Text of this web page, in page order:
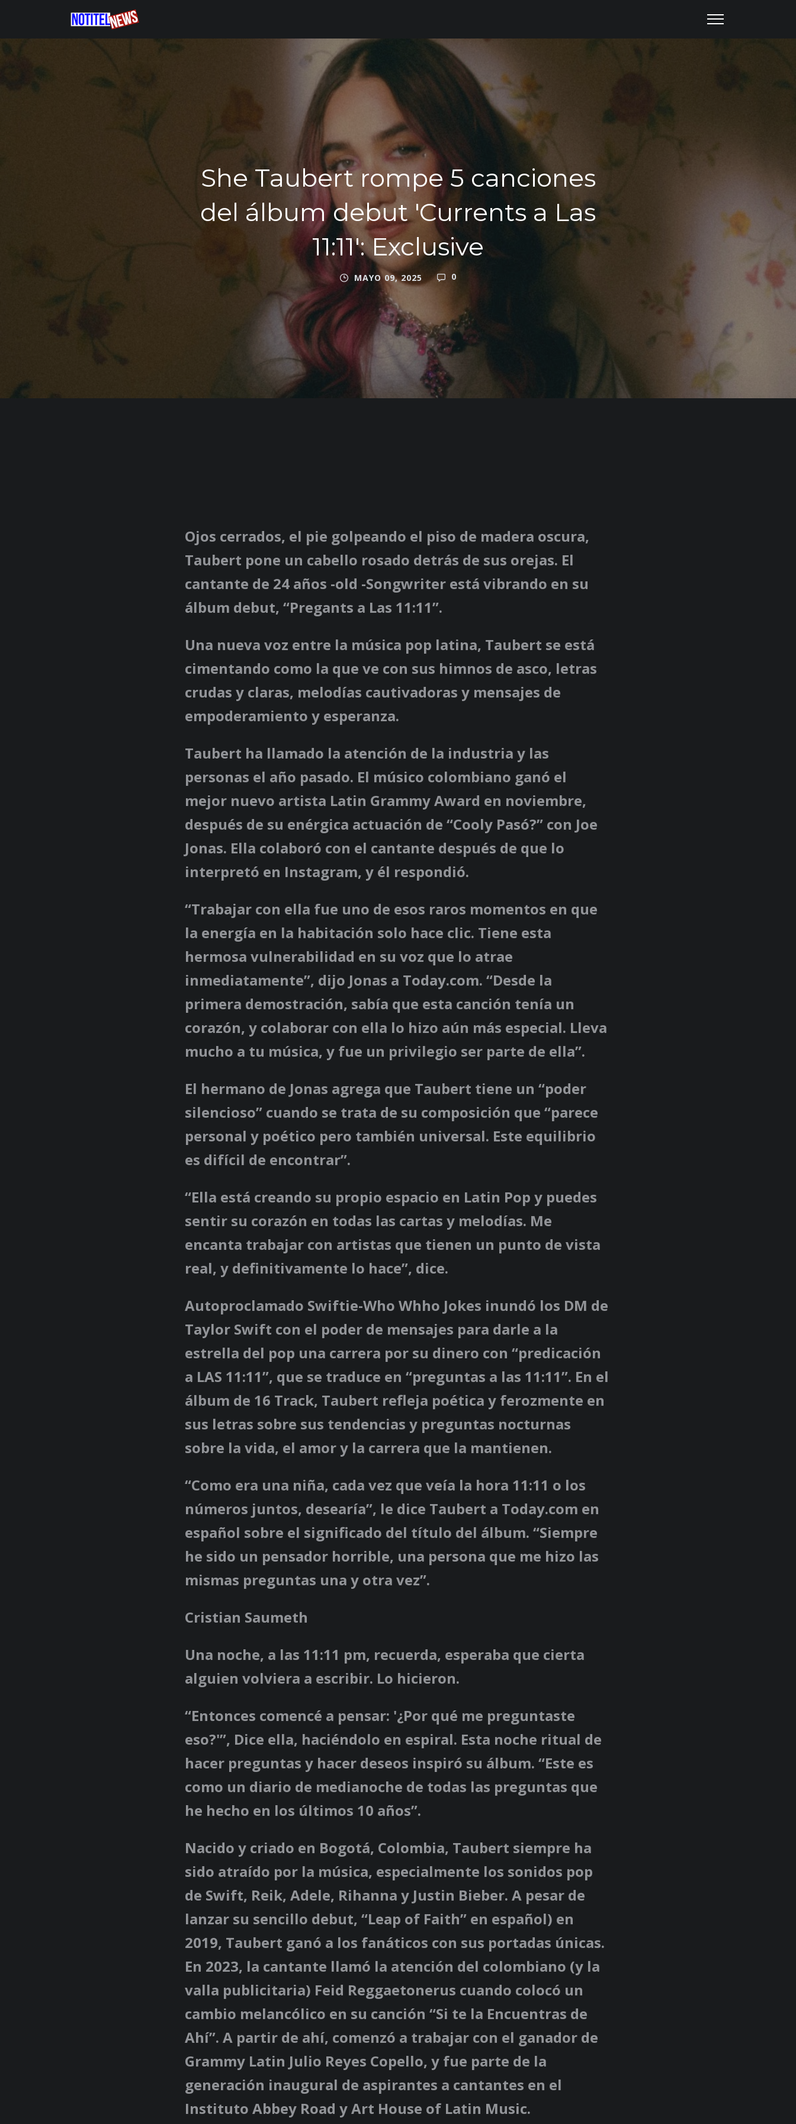
She Taubert rompe 5 canciones
del álbum debut 'Currents a Las
11:11': Exclusive
MAYO 09, 2025 0
Ojos cerrados, el pie golpeando el piso de madera oscura,
Taubert pone un cabello rosado detrás de sus orejas. El
cantante de 24 años -old -Songwriter está vibrando en su
álbum debut, “Pregants a Las 11:11”.
Una nueva voz entre la música pop latina, Taubert se está
cimentando como la que ve con sus himnos de asco, letras
crudas y claras, melodías cautivadoras y mensajes de
empoderamiento y esperanza.
Taubert ha llamado la atención de la industria y las
personas el año pasado. El músico colombiano ganó el
mejor nuevo artista Latin Grammy Award en noviembre,
después de su enérgica actuación de “Cooly Pasó?” con Joe
Jonas. Ella colaboró ​​con el cantante después de que lo
interpretó en Instagram, y él respondió.
“Trabajar con ella fue uno de esos raros momentos en que
la energía en la habitación solo hace clic. Tiene esta
hermosa vulnerabilidad en su voz que lo atrae
inmediatamente”, dijo Jonas a Today.com. “Desde la
primera demostración, sabía que esta canción tenía un
corazón, y colaborar con ella lo hizo aún más especial. Lleva
mucho a tu música, y fue un privilegio ser parte de ella”.
El hermano de Jonas agrega que Taubert tiene un “poder
silencioso” cuando se trata de su composición que “parece
personal y poético pero también universal. Este equilibrio
es difícil de encontrar”.
“Ella está creando su propio espacio en Latin Pop y puedes
sentir su corazón en todas las cartas y melodías. Me
encanta trabajar con artistas que tienen un punto de vista
real, y definitivamente lo hace”, dice.
Autoproclamado Swiftie-Who Whho Jokes inundó los DM de
Taylor Swift con el poder de mensajes para darle a la
estrella del pop una carrera por su dinero con “predicación
a LAS 11:11”, que se traduce en “preguntas a las 11:11”. En el
álbum de 16 Track, Taubert refleja poética y ferozmente en
sus letras sobre sus tendencias y preguntas nocturnas
sobre la vida, el amor y la carrera que la mantienen.
“Como era una niña, cada vez que veía la hora 11:11 o los
números juntos, desearía”, le dice Taubert a Today.com en
español sobre el significado del título del álbum. “Siempre
he sido un pensador horrible, una persona que me hizo las
mismas preguntas una y otra vez”.
Cristian Saumeth
Una noche, a las 11:11 pm, recuerda, esperaba que cierta
alguien volviera a escribir. Lo hicieron.
“Entonces comencé a pensar: '¿Por qué me preguntaste
eso?'”, Dice ella, haciéndolo en espiral. Esta noche ritual de
hacer preguntas y hacer deseos inspiró su álbum. “Este es
como un diario de medianoche de todas las preguntas que
he hecho en los últimos 10 años”.
Nacido y criado en Bogotá, Colombia, Taubert siempre ha
sido atraído por la música, especialmente los sonidos pop
de Swift, Reik, Adele, Rihanna y Justin Bieber. A pesar de
lanzar su sencillo debut, “Leap of Faith” en español) en
2019, Taubert ganó a los fanáticos con sus portadas únicas.
En 2023, la cantante llamó la atención del colombiano (y la
valla publicitaria) Feid Reggaetonerus cuando colocó un
cambio melancólico en su canción “Si te la Encuentras de
Ahí”. A partir de ahí, comenzó a trabajar con el ganador de
Grammy Latin Julio Reyes Copello, y fue parte de la
generación inaugural de aspirantes a cantantes en el
Instituto Abbey Road y Art House of Latin Music.